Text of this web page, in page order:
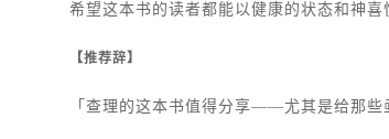
希望这本书的读者都能以健康的状态和神
【推荐辞】
「查理的这本书值得分享——尤其是给那些